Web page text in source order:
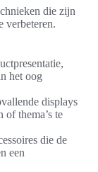
die zijn
verbeteren.
het oog
displays
thema’s te
die de
een